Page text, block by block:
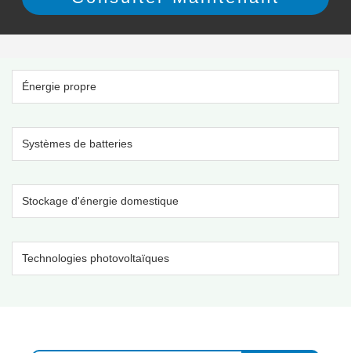
Énergie propre
Systèmes de batteries
Stockage d'énergie domestique
Technologies photovoltaïques